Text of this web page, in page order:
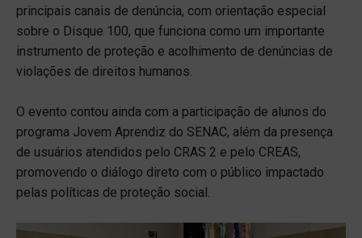
principais canais de denúncia, com orientação especial
sobre o Disque 100, que funciona como um importante
instrumento de proteção e acolhimento de denúncias de
violações de direitos humanos.
O evento contou ainda com a participação de alunos do
programa Jovem Aprendiz do SENAC, além da presença
de usuários atendidos pelo CRAS 2 e pelo CREAS,
promovendo o diálogo direto com o público impactado
pelas políticas de proteção social.